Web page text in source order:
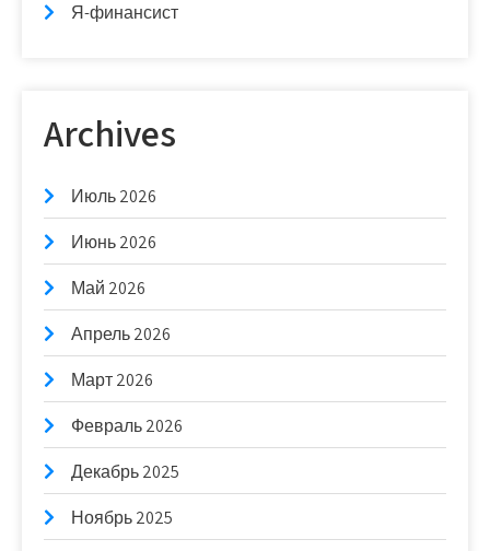
Я-финансист
Archives
Июль 2026
Июнь 2026
Май 2026
Апрель 2026
Март 2026
Февраль 2026
Декабрь 2025
Ноябрь 2025